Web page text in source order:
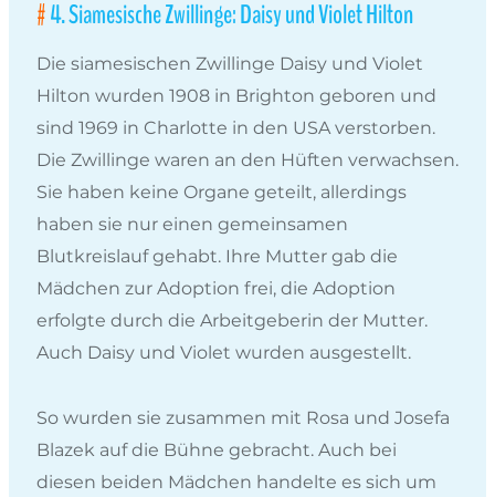
4. Siamesische Zwillinge: Daisy und Violet Hilton
Die siamesischen Zwillinge Daisy und Violet
Hilton wurden 1908 in Brighton geboren und
sind 1969 in Charlotte in den USA verstorben.
Die Zwillinge waren an den Hüften verwachsen.
Sie haben keine Organe geteilt, allerdings
haben sie nur einen gemeinsamen
Blutkreislauf gehabt. Ihre Mutter gab die
Mädchen zur Adoption frei, die Adoption
erfolgte durch die Arbeitgeberin der Mutter.
Auch Daisy und Violet wurden ausgestellt.
So wurden sie zusammen mit Rosa und Josefa
Blazek auf die Bühne gebracht. Auch bei
diesen beiden Mädchen handelte es sich um